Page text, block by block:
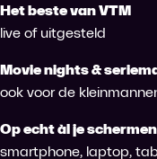
Het beste van VTM
live of uitgesteld
Movie nights &
ook voor de
Op echt àl je schermen
smartphone, laptop,